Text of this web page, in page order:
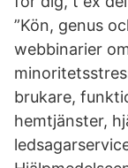
”Kön, genus
webbinarier
brukare,
hemtjänster,